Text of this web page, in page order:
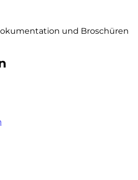
und Broschüren